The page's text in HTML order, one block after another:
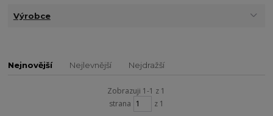
Výrobce
Nejnovější Nejlevnější Nejdražší
Zobrazuji 1-1 z 1
strana
z 1